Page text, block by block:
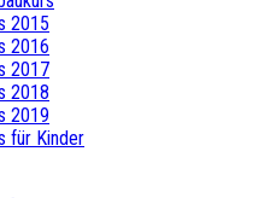
2015
2016
2017
2018
2019
für Kinder